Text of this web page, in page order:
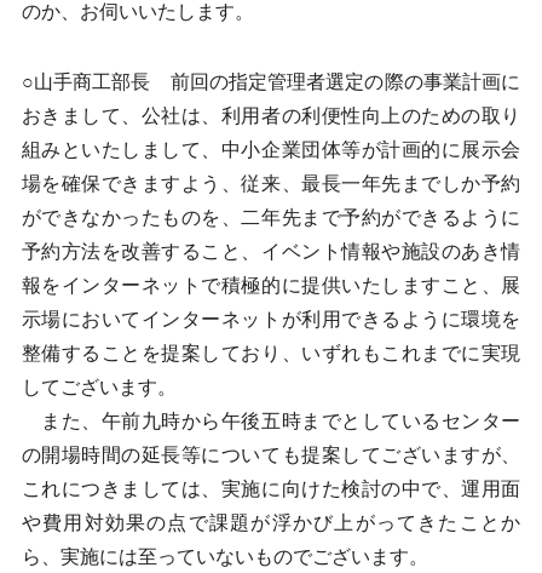
のか、お伺いいたします。
○山手商工部長 前回の指定管理者選定の際の事業計画に
おきまして、公社は、利用者の利便性向上のための取り
組みといたしまして、中小企業団体等が計画的に展示会
場を確保できますよう、従来、最長一年先までしか予約
ができなかったものを、二年先まで予約ができるように
予約方法を改善すること、イベント情報や施設のあき情
報をインターネットで積極的に提供いたしますこと、展
示場においてインターネットが利用できるように環境を
整備することを提案しており、いずれもこれまでに実現
してございます。
また、午前九時から午後五時までとしているセンター
の開場時間の延長等についても提案してございますが、
これにつきましては、実施に向けた検討の中で、運用面
や費用対効果の点で課題が浮かび上がってきたことか
ら、実施には至っていないものでございます。